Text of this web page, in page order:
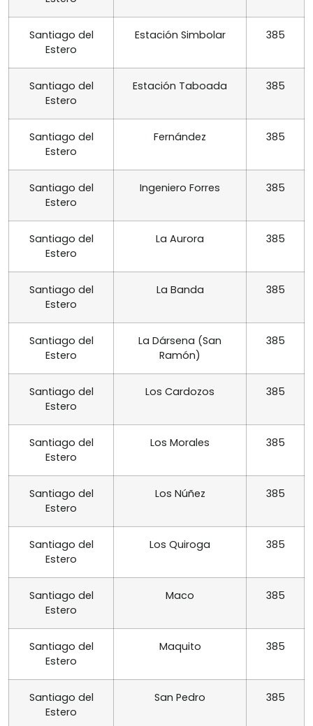
Santiago del
Estero
Estación Simbolar 385
Santiago del
Estero
Estación Taboada 385
Santiago del
Estero
Fernández 385
Santiago del
Estero
Ingeniero Forres 385
Santiago del
Estero
La Aurora 385
Santiago del
Estero
La Banda 385
Santiago del
Estero
La Dársena (San
Ramón)
385
Santiago del
Estero
Los Cardozos 385
Santiago del
Estero
Los Morales 385
Santiago del
Estero
Los Núñez 385
Santiago del
Estero
Los Quiroga 385
Santiago del
Estero
Maco 385
Santiago del
Estero
Maquito 385
Santiago del
Estero
San Pedro 385